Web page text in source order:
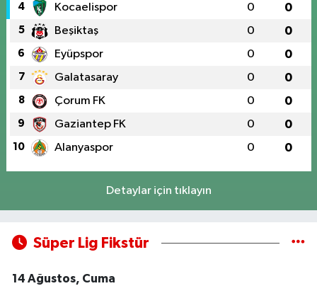
4 Kocaelispor 0 0
5 Beşiktaş 0 0
6 Eyüpspor 0 0
7 Galatasaray 0 0
8 Çorum FK 0 0
9 Gaziantep FK 0 0
10 Alanyaspor 0 0
Detaylar için tıklayın
Süper Lig Fikstür
14 Ağustos, Cuma